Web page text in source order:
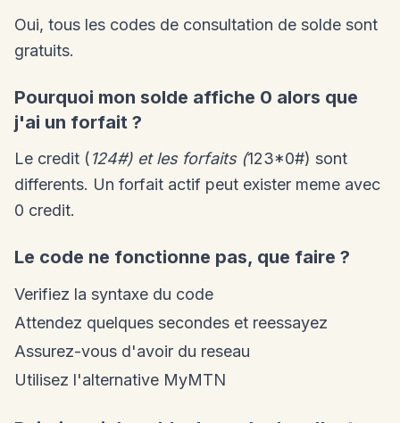
Oui, tous les codes de consultation de solde sont
gratuits.
Pourquoi mon solde affiche 0 alors que
j'ai un forfait ?
Le credit (124#) et les forfaits (123*0#) sont
differents. Un forfait actif peut exister meme avec
0 credit.
Le code ne fonctionne pas, que faire ?
Verifiez la syntaxe du code
Attendez quelques secondes et reessayez
Assurez-vous d'avoir du reseau
Utilisez l'alternative MyMTN